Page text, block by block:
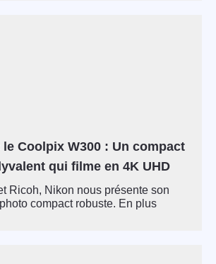
Coolpix W300 : Un compact
qui filme en 4K UHD
Ricoh, Nikon nous présente son
compact robuste. En plus